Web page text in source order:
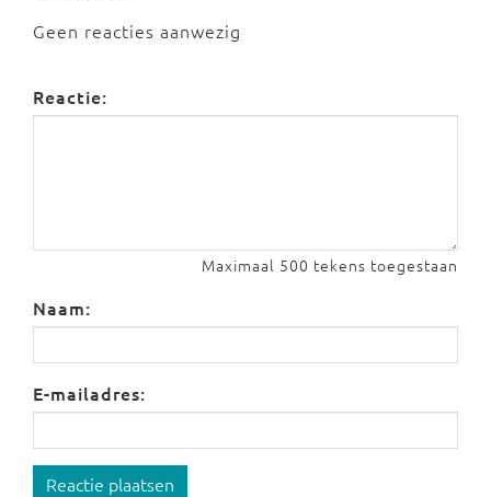
Geen reacties aanwezig
Reactie:
Maximaal 500 tekens toegestaan
Naam:
E-mailadres:
Reactie plaatsen